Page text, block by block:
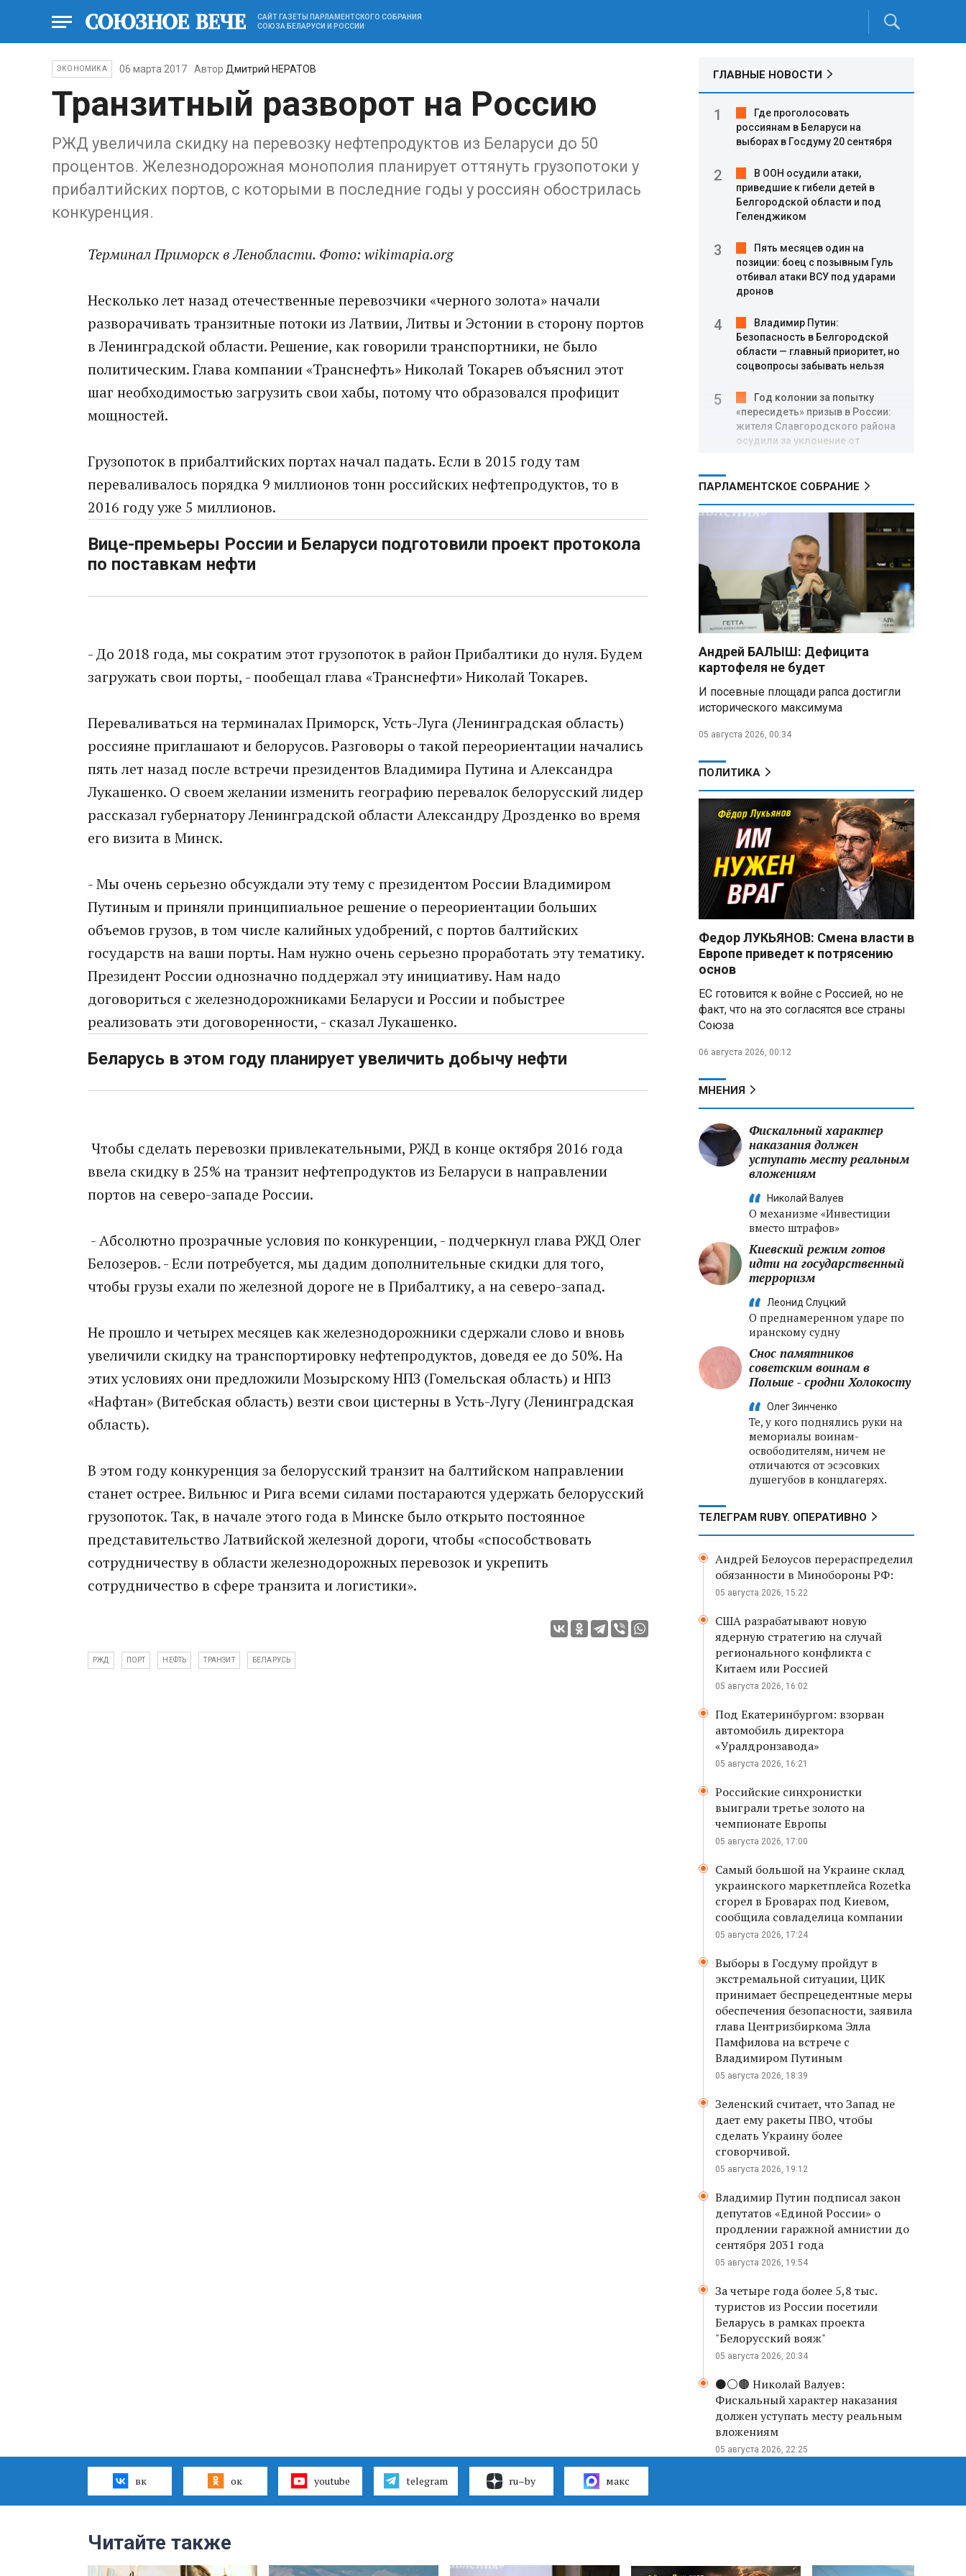
САЙТ ГАЗЕТЫ ПАРЛАМЕНТСКОГО СОБРАНИЯ
СОЮЗА БЕЛАРУСИ И РОССИИ
ЭКОНОМИКА 06 марта 2017 Автор Дмитрий НЕРАТОВ
Транзитный разворот на Россию
РЖД увеличила скидку на перевозку нефтепродуктов из Беларуси до 50
процентов. Железнодорожная монополия планирует оттянуть грузопотоки у
прибалтийских портов, с которыми в последние годы у россиян обострилась
конкуренция.
Терминал Приморск в Ленобласти. Фото: wikimapia.org
Несколько лет назад отечественные перевозчики «черного золота» начали
разворачивать транзитные потоки из Латвии, Литвы и Эстонии в сторону портов
в Ленинградской области. Решение, как говорили транспортники, не было
политическим. Глава компании «Транснефть» Николай Токарев объяснил этот
шаг необходимостью загрузить свои хабы, потому что образовался профицит
мощностей.
Грузопоток в прибалтийских портах начал падать. Если в 2015 году там
переваливалось порядка 9 миллионов тонн российских нефтепродуктов, то в
2016 году уже 5 миллионов.
Вице-премьеры России и Беларуси подготовили проект протокола
по поставкам нефти
- До 2018 года, мы сократим этот грузопоток в район Прибалтики до нуля. Будем
загружать свои порты, - пообещал глава «Транснефти» Николай Токарев.
Переваливаться на терминалах Приморск, Усть-Луга (Ленинградская область)
россияне приглашают и белорусов. Разговоры о такой переориентации начались
пять лет назад после встречи президентов Владимира Путина и Александра
Лукашенко. О своем желании изменить географию перевалок белорусский лидер
рассказал губернатору Ленинградской области Александру Дрозденко во время
его визита в Минск.
- Мы очень серьезно обсуждали эту тему с президентом России Владимиром
Путиным и приняли принципиальное решение о переориентации больших
объемов грузов, в том числе калийных удобрений, с портов балтийских
государств на ваши порты. Нам нужно очень серьезно проработать эту тематику.
Президент России однозначно поддержал эту инициативу. Нам надо
договориться с железнодорожниками Беларуси и России и побыстрее
реализовать эти договоренности, - сказал Лукашенко.
Беларусь в этом году планирует увеличить добычу нефти
Чтобы сделать перевозки привлекательными, РЖД в конце октября 2016 года
ввела скидку в 25% на транзит нефтепродуктов из Беларуси в направлении
портов на северо-западе России.
- Абсолютно прозрачные условия по конкуренции, - подчеркнул глава РЖД Олег
Белозеров. - Если потребуется, мы дадим дополнительные скидки для того,
чтобы грузы ехали по железной дороге не в Прибалтику, а на северо-запад.
Не прошло и четырех месяцев как железнодорожники сдержали слово и вновь
увеличили скидку на транспортировку нефтепродуктов, доведя ее до 50%. На
этих условиях они предложили Мозырскому НПЗ (Гомельская область) и НПЗ
«Нафтан» (Витебская область) везти свои цистерны в Усть-Лугу (Ленинградская
область).
В этом году конкуренция за белорусский транзит на балтийском направлении
станет острее. Вильнюс и Рига всеми силами постараются удержать белорусский
грузопоток. Так, в начале этого года в Минске было открыто постоянное
представительство Латвийской железной дороги, чтобы «способствовать
сотрудничеству в области железнодорожных перевозок и укрепить
сотрудничество в сфере транзита и логистики».
РЖД ПОРТ НЕФТЬ ТРАНЗИТ БЕЛАРУСЬ
ГЛАВНЫЕ НОВОСТИ
Где проголосовать
россиянам в Беларуси на
выборах в Госдуму 20 сентября
В ООН осудили атаки,
приведшие к гибели детей в
Белгородской области и под
Геленджиком
Пять месяцев один на
позиции: боец с позывным Гуль
отбивал атаки ВСУ под ударами
дронов
Владимир Путин:
Безопасность в Белгородской
области — главный приоритет, но
соцвопросы забывать нельзя
Год колонии за попытку
«пересидеть» призыв в России:
жителя Славгородского района
осудили за уклонение от
В Свердловской области
производителя дронов «Упырь»
Российские пловцы
выиграли все золотые медали
первого дня Кубка мира по
зимнему плаванию
Александр Новак:
Независимые АЗС начнут
снабжать топливом через
региональных операторов
Беларусь и Россия
усиливают сотрудничество по
развития
Минобороны РФ:
Рыжевка
Строительство крупнейшего
логцентра Wildberries в
Беларуси идет с опережением
графика
Вячеслав Володин:
Противодействие
мошенничеству и миграционная
политика — приоритеты работы
Госдумы
Владимир Путин запросил у
военного командования оценки
крупные кадровые
Минобороны РФ: новые
военно-строительные
подразделения будут возводить
стране
ПАРЛАМЕНТСКОЕ СОБРАНИЕ
Андрей БАЛЫШ: Дефицита
картофеля не будет
И посевные площади рапса достигли
исторического максимума
05 августа 2026, 00:34
ПОЛИТИКА
Федор ЛУКЬЯНОВ: Смена власти в
Европе приведет к потрясению
основ
ЕС готовится к войне с Россией, но не
факт, что на это согласятся все страны
Союза
06 августа 2026, 00:12
МНЕНИЯ
Фискальный характер
наказания должен
уступать месту реальным
вложениям
Николай Валуев
О механизме «Инвестиции
вместо штрафов»
Киевский режим готов
идти на государственный
терроризм
Леонид Слуцкий
О преднамеренном ударе по
иранскому судну
Снос памятников
советским воинам в
Польше - сродни Холокосту
Олег Зинченко
Те, у кого поднялись руки на
мемориалы воинам-
освободителям, ничем не
отличаются от эсэсовких
душегубов в концлагерях.
ТЕЛЕГРАМ RUBY. ОПЕРАТИВНО
Андрей Белоусов перераспределил
обязанности в Минобороны РФ:
05 августа 2026, 15:22
США разрабатывают новую
ядерную стратегию на случай
регионального конфликта с
Китаем или Россией
05 августа 2026, 16:02
Под Екатеринбургом: взорван
автомобиль директора
«Уралдронзавода»
05 августа 2026, 16:21
Российские синхронистки
выиграли третье золото на
чемпионате Европы
05 августа 2026, 17:00
Самый большой на Украине склад
украинского маркетплейса Rozetka
сгорел в Броварах под Киевом,
сообщила совладелица компании
05 августа 2026, 17:24
Выборы в Госдуму пройдут в
экстремальной ситуации, ЦИК
принимает беспрецедентные меры
обеспечения безопасности, заявила
глава Центризбиркома Элла
Памфилова на встрече с
Владимиром Путиным
05 августа 2026, 18:39
Зеленский считает, что Запад не
дает ему ракеты ПВО, чтобы
сделать Украину более
сговорчивой.
05 августа 2026, 19:12
Владимир Путин подписал закон
депутатов «Единой России» о
продлении гаражной амнистии до
сентября 2031 года
05 августа 2026, 19:54
За четыре года более 5,8 тыс.
туристов из России посетили
Беларусь в рамках проекта
"Белорусский вояж"
05 августа 2026, 20:34
⚫️⚪️🟤 Николай Валуев:
Фискальный характер наказания
должен уступать месту реальным
вложениям
05 августа 2026, 22:25
вк ок youtube telegram ru–by макс
Читайте также